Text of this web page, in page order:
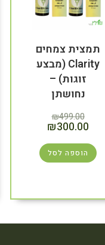
תמצית צמחים
Clarity (מבצע
זוגות) –
נחושתן
₪499.00
₪300.00
הוספה לסל